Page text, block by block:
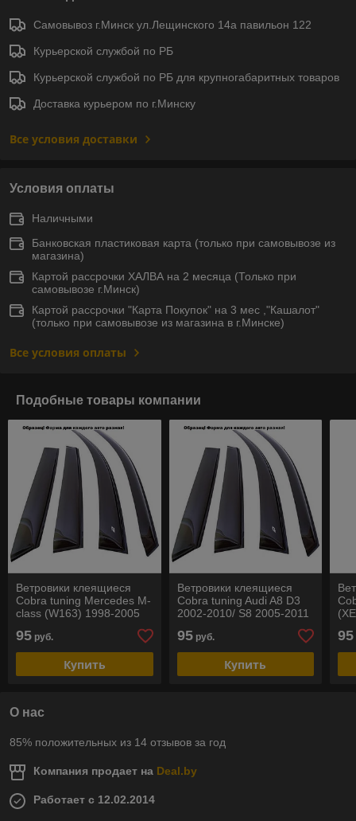
Самовывоз г.Минск ул.Лещинского 14а павильон 122
Курьерской службой по РБ
Курьерской службой по РБ для крупногабаритных товаров
Доставка курьером по г.Минску
Все условия доставки
Условия оплаты
Наличными
Банковская пластиковая карта (только при самовывозе из
магазина)
Картой рассрочки ХАЛВА на 2 месяца (Только при
самовывозе г.Минск)
Картой рассрочки "Карта Покупок" на 3 мес ,"Кашалот"
(только при самовывозе из магазина в г.Минске)
Все условия оплаты
Подобные товары компании
Ветровики клеящиеся
Cobra tuning Mercedes M-
class (W163) 1998-2005
95 руб.
Купить
Ветровики клеящиеся
Cobra tuning Audi A8 D3
2002-2010/ S8 2005-2011
95руб.
Купить
95
О нас
85% положительных из 14 отзывов за год
Компания продает на Deal.by
Работает с 12.02.2014